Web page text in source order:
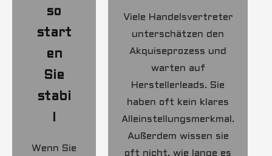
so
start
en
Sie
stabi
Wenn Sie
Viele Handelsvertreter
unterschätzen den
Akquiseprozess und
warten auf
Herstellerleads. Sie
haben oft kein klares
Alleinstellungsmerkmal.
Außerdem wissen sie
oft nicht, wie lange es